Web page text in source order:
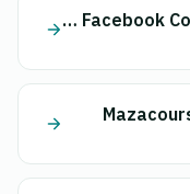
Mazacourses + Facebook Conversion API (CAPI)